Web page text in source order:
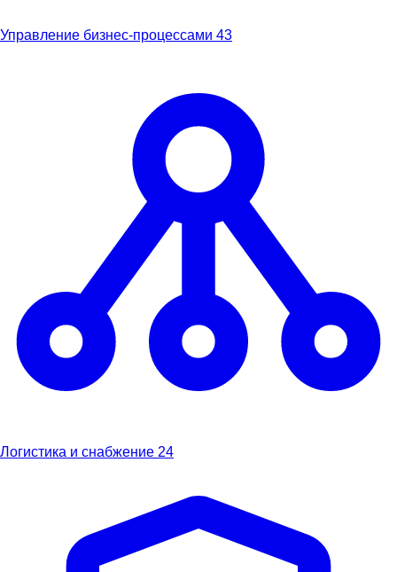
Управление бизнес-процессами 43
Логистика и снабжение 24